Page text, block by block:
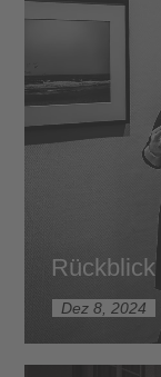
Dez 8, 2024